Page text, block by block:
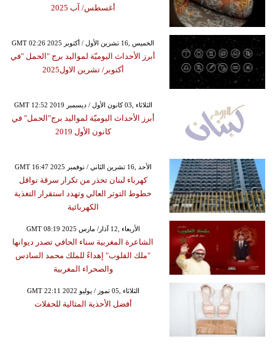
أغسطس/ آب 2025
GMT 02:26 2025 الخميس ,16 تشرين الأول / أكتوبر
أبرز الأحداث اليوميّة لمواليد برج "الحمل "في
أكتوبر/ تشرين الاول2025
GMT 12:52 2019 الثلاثاء ,03 كانون الأول / ديسمبر
أبرز الأحداث اليوميّة لمواليد برج"الحمل" في
كانون الأول 2019
GMT 16:47 2025 الأحد ,16 تشرين الثاني / نوفمبر
كهرباء لبنان تحذر من تكرار سرقة نواقل
خطوط التوتر العالي وتهدد استقرار التغذية
الكهربائية
GMT 08:19 2025 الأربعاء ,12 آذار/ مارس
الشاعرة المغربية سناء الحافي تصدر ديوانها
"ملك القلوب" إهداءً للملك محمد السادس
والصحراء المغربية
GMT 22:11 2022 الثلاثاء ,05 تموز / يوليو
أفضل الأحذية المثالية للحفلات